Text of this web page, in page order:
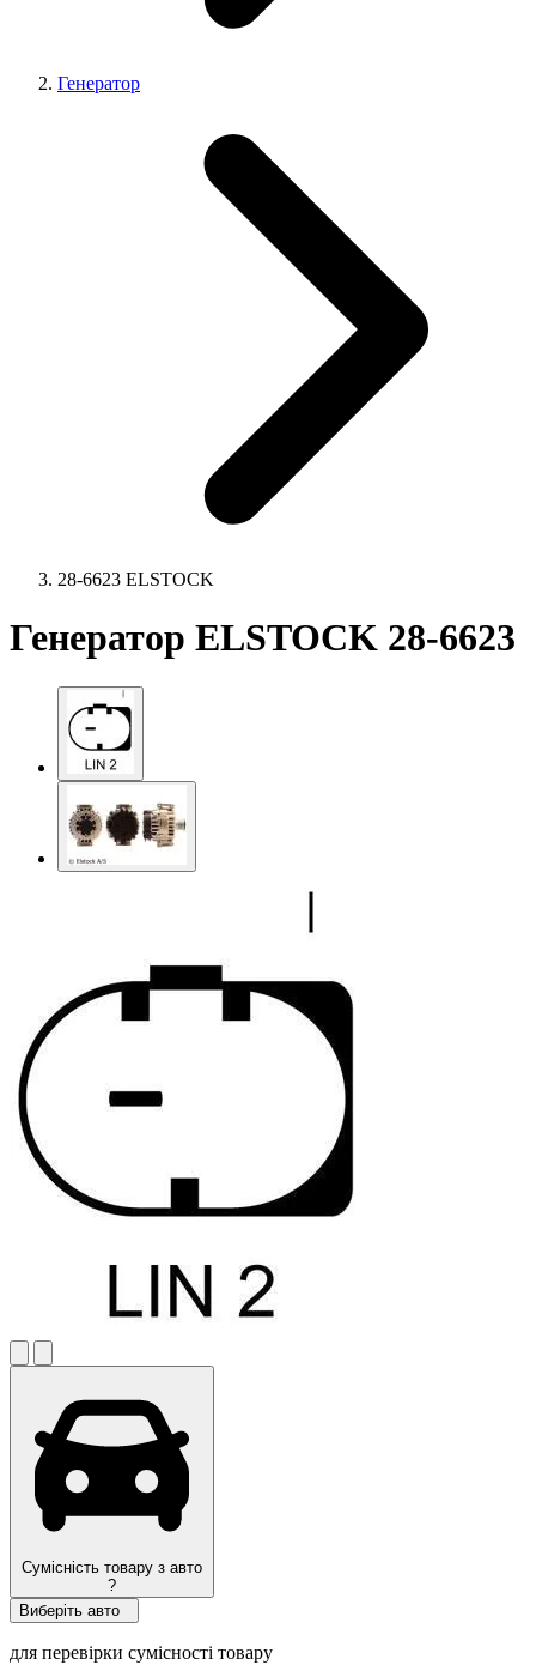
Генератор
28-6623 ELSTOCK
Генератор ELSTOCK 28-6623
Сумісність товару з авто
?
Виберіть авто
для перевірки сумісності товару